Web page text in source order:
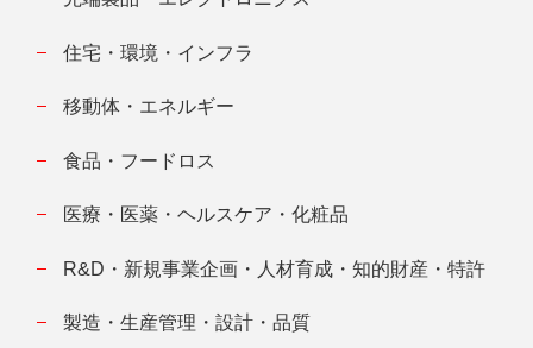
住宅・環境・インフラ
移動体・エネルギー
食品・フードロス
医療・医薬・ヘルスケア・化粧品
R&D・新規事業企画・人材育成・知的財産・特許
製造・生産管理・設計・品質